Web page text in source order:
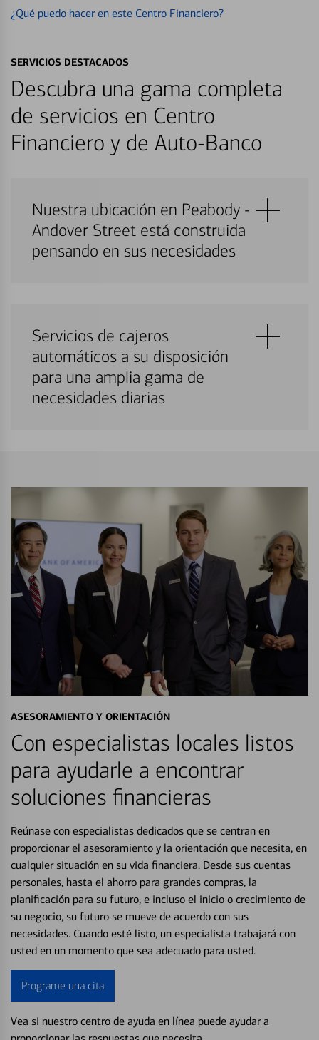
¿Qué puedo hacer en este Centro Financiero?
SERVICIOS DESTACADOS
Descubra una gama completa
de servicios en Centro
Financiero y de Auto-Banco
Nuestra ubicación en Peabody -
Andover Street está construida
pensando en sus necesidades
Servicios de cajeros
automáticos a su disposición
para una amplia gama de
necesidades diarias
ASESORAMIENTO Y ORIENTACIÓN
Con especialistas locales listos
para ayudarle a encontrar
soluciones financieras
Reúnase con especialistas dedicados que se centran en
proporcionar el asesoramiento y la orientación que necesita, en
cualquier situación en su vida financiera. Desde sus cuentas
personales, hasta el ahorro para grandes compras, la
planificación para su futuro, e incluso el inicio o crecimiento de
su negocio, su futuro se mueve de acuerdo con sus
necesidades. Cuando esté listo, un especialista trabajará con
usted en un momento que sea adecuado para usted.
Programe una cita
Vea si nuestro centro de ayuda en línea puede ayudar a